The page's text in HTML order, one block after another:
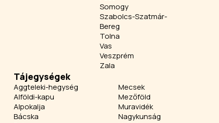
Somogy
Szabolcs-Szatmár-
Bereg
Tolna
Vas
Veszprém
Zala
Tájegységek
Aggteleki-hegység
Alföldi-kapu
Alpokalja
Bácska
Mecsek
Mezőföld
Muravidék
Nagykunság